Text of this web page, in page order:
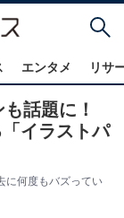
エンタメ リサ
話題に！
イラストパ
に何度もバズってい